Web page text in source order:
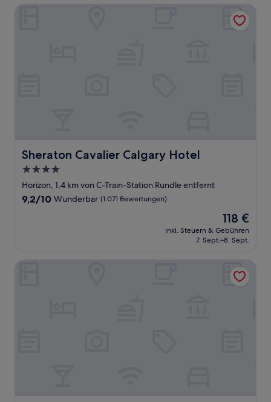
Sheraton Cavalier Calgary Hotel
Sheraton Cavalier Calgary Hotel
4.0-
Sterne-
Unterkunft
Horizon, 1,4 km von C-Train-Station Rundle entfernt
9.2
9,2/10 Wunderbar (1.071 Bewertungen)
Der
Preis
beträgt
118 €
inkl. Steuern & Gebühren
7. Sept.–8. Sept.